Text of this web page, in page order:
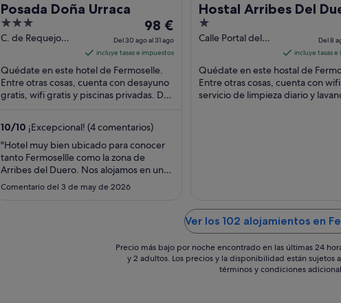
Posada Doña Urraca
3
out
5
C. de Requejo
El
precio
es
de
98 €
por
del
ago
al
98 €
Del 30 ago al 31 ago
incluye tasas e impuestos
Quédate en este hotel de Fermoselle.
Entre otras cosas, cuenta con desayuno
gratis, wifi gratis y piscinas privadas. Dos
10/10 ¡Excepcional! (4 comentarios)
"Hotel muy bien ubicado para conocer
tanto Fermosellle como la zona de
Arribes del Duero. Nos alojamos en una
suite, bastante amplia y cama cómoda. A
destacar el restaurante ya que se come
Comentario del 3 de may de 2026
Hostal Arribes Del
1
out
5
Calle Portal del
Zamora
Del 8
incluye tasas
Quédate en este hostal de
Entre otras cosas, cuenta con
servicio de limpieza diario y
Ver los 102 alojamientos en
Precio más bajo por noche encontrado en las últimas 24
y 2 adultos. Los precios y la disponibilidad están sujetos
términos y condiciones